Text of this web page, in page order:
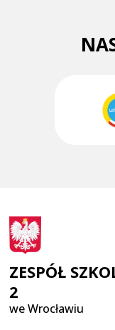
ZESPÓŁ
2
we Wrocławiu